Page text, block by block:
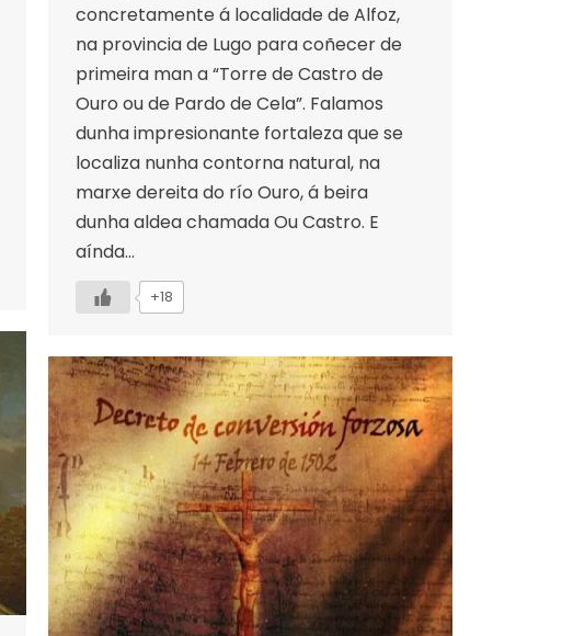
concretamente á localidade de Alfoz,
na provincia de Lugo para coñecer de
primeira man a “Torre de Castro de
Ouro ou de Pardo de Cela”. Falamos
dunha impresionante fortaleza que se
localiza nunha contorna natural, na
marxe dereita do río Ouro, á beira
dunha aldea chamada Ou Castro. E
aínda…
+18